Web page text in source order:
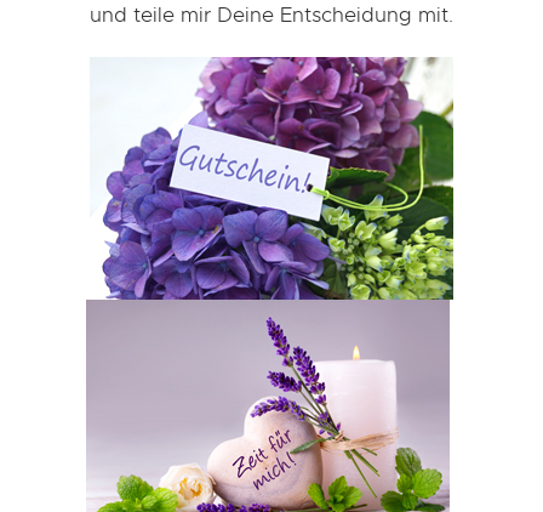
und teile mir Deine Entscheidung mit.